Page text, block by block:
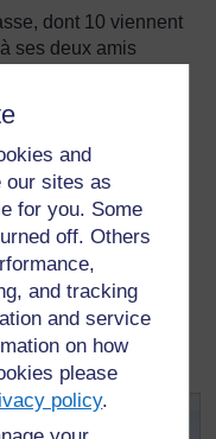
and
our sites as
for you. Some
off. Others
and tracking
and service
on how
please
policy.
dont 10 viennent
ses deux amis
des enfants
en trois groupes.
aux débats de la
et d'écriture qui
trois hommes ont
conscients des
pouvait être
plusieurs enfants
et à l'écriture
de lecture